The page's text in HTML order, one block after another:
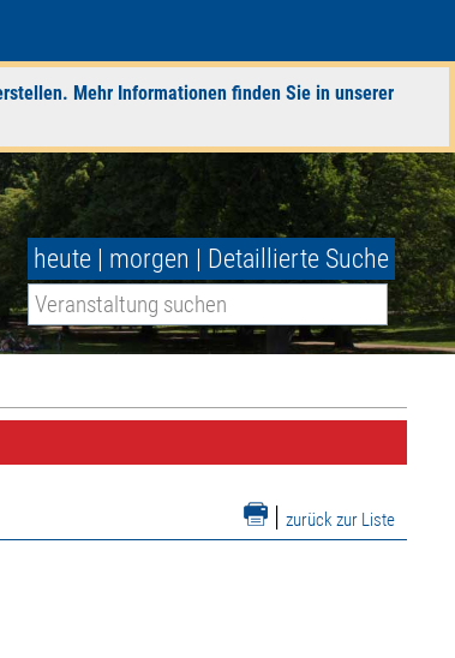
Mehr Informationen finden Sie in unserer
heute | morgen | Detaillierte Suche
| zurück zur Liste